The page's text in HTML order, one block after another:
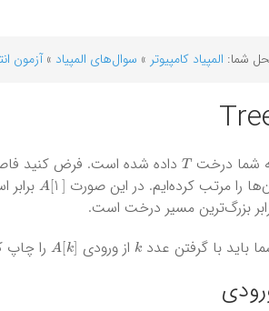
شما: المپیاد کامپیوتر » سوال‌های المپیاد »آزمون‌
شما درختT داده شده است. فرض کنید
را مرتب کرده‌ایم. در این صورت
A[1] برابر
بزرگ‌ترین مسیر درخت است.
باید با گرفتن عدد k از ورودی A[k] را چاپ